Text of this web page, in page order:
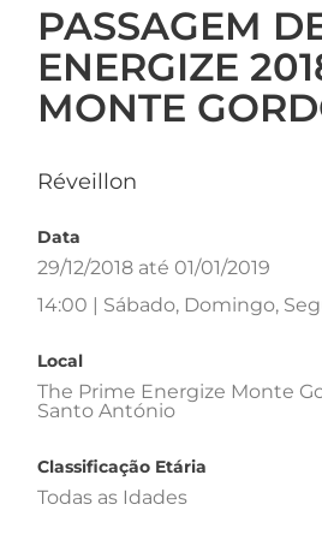
PASSAGEM
ENERGIZE
MONTE
Réveillon
Data
29/12/2018 até 01/01/2019
14:00 | Sábado, Domingo,
Local
The Prime Energize Monte
Santo António
Classificação Etária
Todas as Idades